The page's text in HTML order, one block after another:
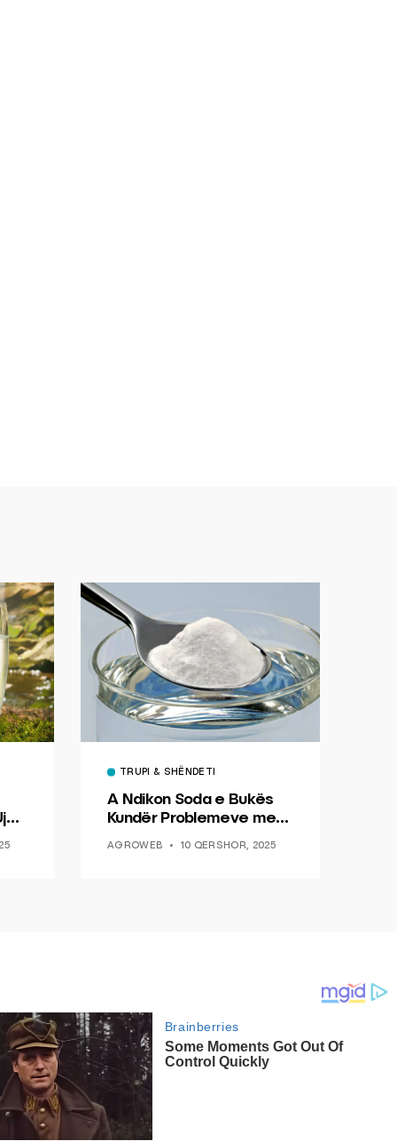
TRUPI & SHËNDETI
A Ndikon Soda e Bukës
Kundër Problemeve me
AGROWEB 10 QERSHOR, 2025